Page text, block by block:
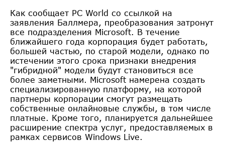
Как сообщает PC World со ссылкой на
заявления Баллмера, преобразования затронут
все подразделения Microsoft. В течение
ближайшего года корпорация будет работать,
большей частью, по старой модели, однако по
истечении этого срока признаки внедрения
"гибридной" модели будут становиться все
более заметными. Microsoft намерена создать
специализированную платформу, на которой
партнеры корпорации смогут размещать
собственные онлайновые службы, в том числе
платные. Кроме того, планируется дальнейшее
расширение спектра услуг, предоставляемых в
рамках сервисов Windows Live.